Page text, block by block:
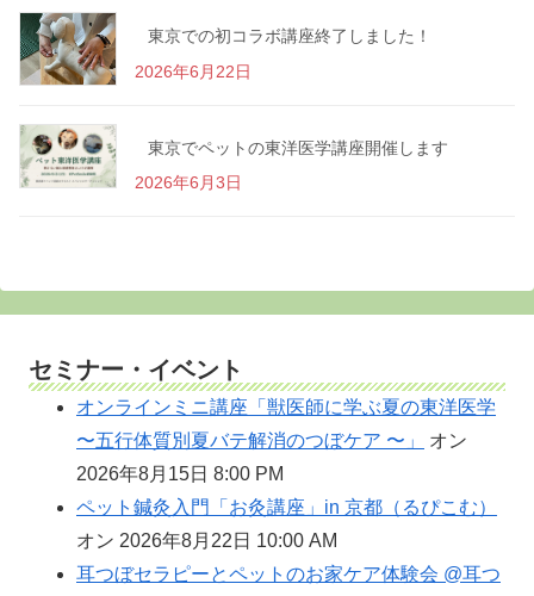
東京での初コラボ講座終了しました！
2026年6月22日
東京でペットの東洋医学講座開催します
2026年6月3日
セミナー・イベント
オンラインミニ講座「獣医師に学ぶ夏の東洋医学
〜五行体質別夏バテ解消のつぼケア 〜」
オン
2026年8月15日 8:00 PM
ペット鍼灸入門「お灸講座」in 京都（るぴこむ）
オン 2026年8月22日 10:00 AM
耳つぼセラピーとペットのお家ケア体験会 @耳つ